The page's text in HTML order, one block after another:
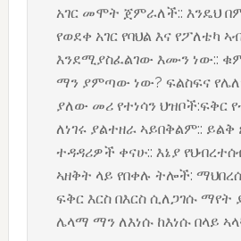
አገር መሞት ጀምራለች:: እንዴህ
የወደቀ አገር የባህል እና የፖለቴካ
እንደሚያስፈልገው እሙን ነው::
ማን ያምጣው ነው? ፍልስፍና
ያለው መሪ የተነሳን ህዝቦች:ፍቅር
ለነገሩ ያልተዘራ ኣይበቅልም:: ይልቅ
ተዳዳሪዎች ቀናሁ:: እኔያ
ኣዘቅት ላይ የበቀሉ ትሎች:
ፍቅር እርስ በእርስ ሲለጋገሱ
ሌላማ ማን ለእነሱ ከእነሱ በላይ